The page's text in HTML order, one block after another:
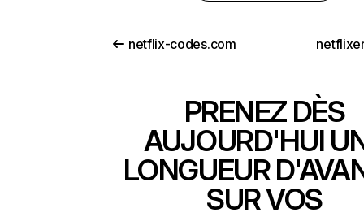
netflix-codes.com
PRENEZ DÈS
AUJOURD'HUI
LONGUEUR
SUR VOS